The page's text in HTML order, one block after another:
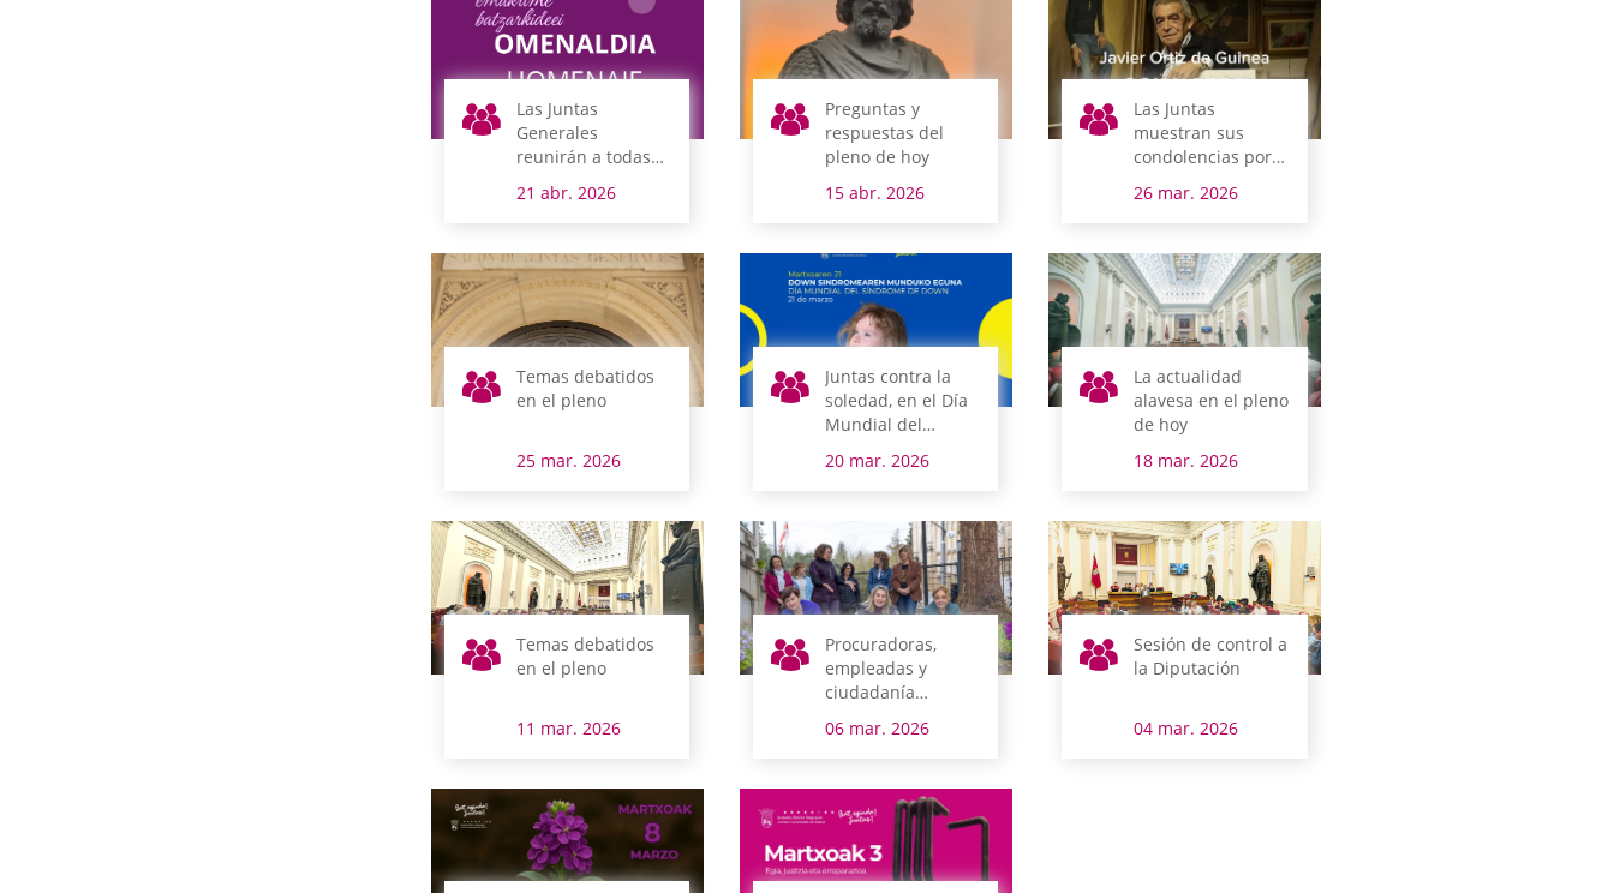
Las Juntas
Generales
reunirán a todas
las mujeres
junteras de la
21 abr. 2026
Preguntas y
respuestas del
pleno de hoy
15 abr. 2026
Las Juntas
muestran sus
condolencias por
pintor Javier Ortiz
26 mar. 2026
Temas debatidos
en el pleno
25 mar. 2026
Juntas contra la
soledad, en el Día
Mundial del
20 mar. 2026
La actualidad
alavesa en el pleno
de hoy
18 mar. 2026
Temas debatidos
en el pleno
11 mar. 2026
Procuradoras,
empleadas y
ciudadanía
Igualdad
06 mar. 2026
Sesión de control a
la Diputación
04 mar. 2026